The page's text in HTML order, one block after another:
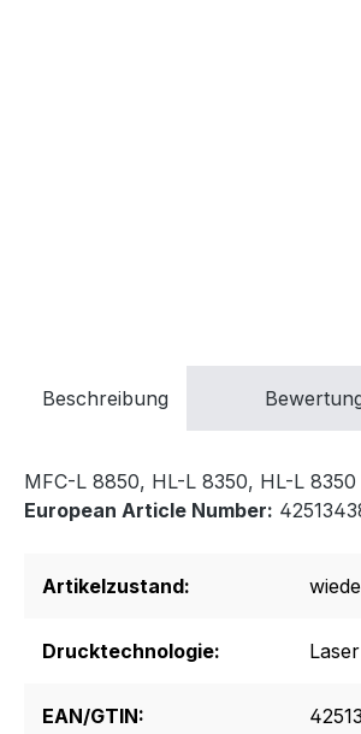
Beschreibung
MFC-L 8850, HL-L 8350, HL-L
European Article Number:
Artikelzustand:
Drucktechnologie: Laser
EAN/GTIN: